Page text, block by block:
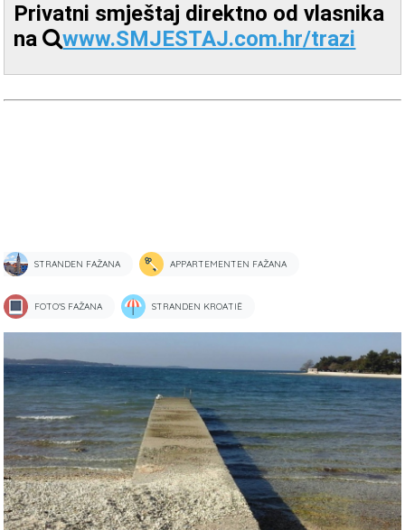
Privatni smještaj direktno od vlasnika
na
www.SMJESTAJ.com.hr/trazi
STRANDEN FAŽANA APPARTEMENTEN FAŽANA
FOTO'S FAŽANA STRANDEN KROATIË